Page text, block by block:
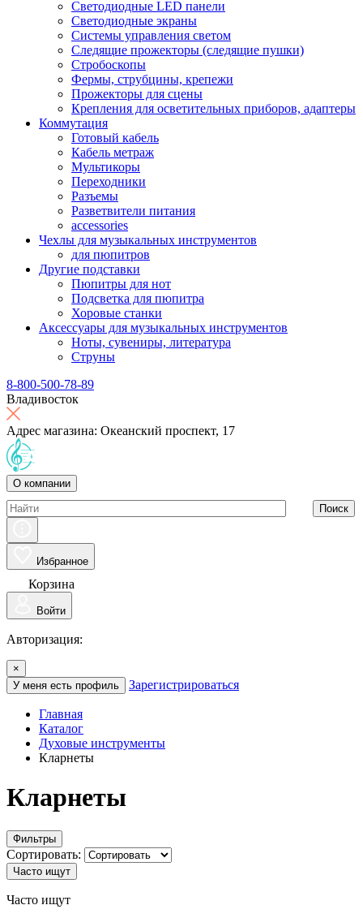
Светодиодные LED панели
Светодиодные экраны
Системы управления светом
Следящие прожекторы (следящие пушки)
Стробоскопы
Фермы, струбцины, крепежи
Прожекторы для сцены
Крепления для осветительных приборов, адаптеры
Коммутация
Готовый кабель
Кабель метраж
Мультикоры
Переходники
Разъемы
Разветвители питания
accessories
Чехлы для музыкальных инструментов
для пюпитров
Другие подставки
Пюпитры для нот
Подсветка для пюпитра
Хоровые станки
Аксессуары для музыкальных инструментов
Ноты, сувениры, литература
Струны
8-800-500-78-89
Владивосток
Адрес магазина: Океанский проспект, 17
О компании
Поиск
Избранное
Корзина
Войти
Авторизация:
×
У меня есть профиль
Зарегистрироваться
Главная
Каталог
Духовые инструменты
Кларнеты
Кларнеты
Фильтры
Сортировать:
Часто ищут
Часто ищут